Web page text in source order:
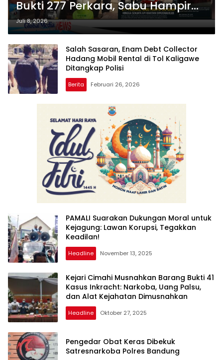
Bukti 277 Perkara, Sabu Hampir
900 Gram hingga Senjata Api
Rakitan Dimusnahkan
Juli 8, 2026
Salah Sasaran, Enam Debt Collector
Hadang Mobil Rental di Tol Kaligawe
Ditangkap Polisi
Berita Februari 26, 2026
PAMALI Suarakan Dukungan Moral untuk
Kejagung: Lawan Korupsi, Tegakkan
Keadilan!
Headline November 13, 2025
Kejari Cimahi Musnahkan Barang Bukti 41
Kasus Inkracht: Narkoba, Uang Palsu,
dan Alat Kejahatan Dimusnahkan
Headline Oktober 27, 2025
Pengedar Obat Keras Dibekuk
Satresnarkoba Polres Bandung